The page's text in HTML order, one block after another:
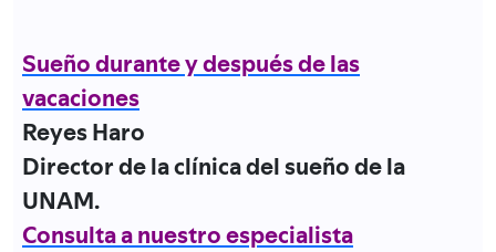
Sueño durante y después de las
vacaciones
Reyes Haro
Director de la clínica del sueño de la
UNAM.
Consulta a nuestro especialista